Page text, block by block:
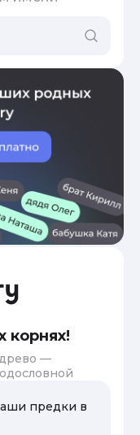
корнях!
—
предки в